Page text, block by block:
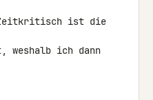
Zeitkritisch ist die
weshalb ich dann